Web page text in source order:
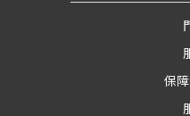
保